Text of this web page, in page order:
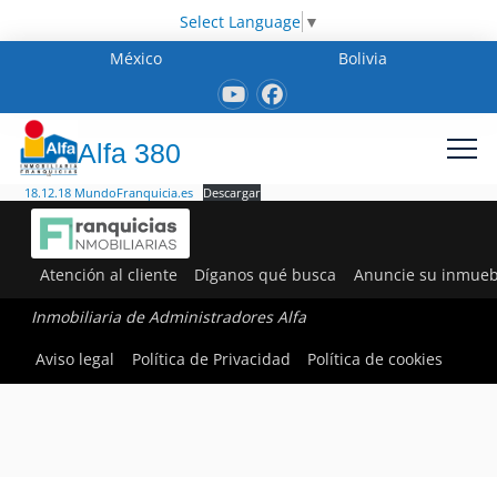
Select Language ▼
México
Bolivia
Alfa 380
18.12.18 MundoFranquicia.es Descargar
Atención al cliente Díganos qué busca Anuncie su
Inmobiliaria de Administradores Alfa
Aviso legal
Política de Privacidad Política de cookies